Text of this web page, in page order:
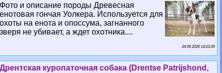
Фото и описание породы Древесная
енотовая гончая Уолкера. Используется для
охоты на енота и опоссума, загнанного
зверя не убивает, а ждет охотника....
24 06 2026 14:23:39
Дрентская куропаточная собака (Drentse Patrijshond,